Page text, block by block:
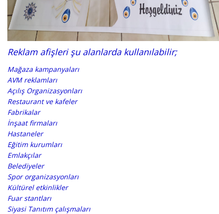
Reklam afişleri şu alanlarda kullanılabilir;
Mağaza kampanyaları
AVM reklamları
Açılış Organizasyonları
Restaurant ve kafeler
Fabrikalar
İnşaat firmaları
Hastaneler
Eğitim kurumları
Emlakçılar
Belediyeler
Spor organizasyonları
Kültürel etkinlikler
Fuar stantları
Siyasi Tanıtım çalışmaları